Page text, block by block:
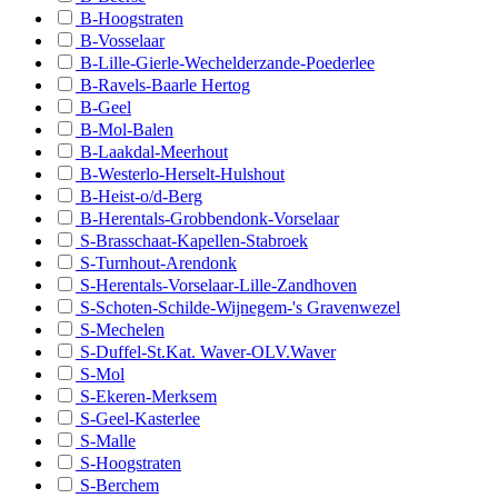
B - Denderleeuw/Haaltert
B - Dendermonde
B - Destelbergen/Laarne
B - Eeklo/Kaprijke
B - Erpe-Mere/Lede
B - Evergem
B - Gavere/Nazareth
B - Gent
B - Geraardsbergen/Lierde
B - Hamme/Waasmunster
B - Herzele/Sint-Lievens-Houtem
B - Kluisbergen/Wortegem-Petegem
B - Kruibeke
B-Hoogstraten
B-Vosselaar
B-Lille-Gierle-Wechelderzande-Poederlee
B-Ravels-Baarle Hertog
B-Geel
B-Mol-Balen
B-Laakdal-Meerhout
B-Westerlo-Herselt-Hulshout
B-Heist-o/d-Berg
B-Herentals-Grobbendonk-Vorselaar
S-Brasschaat-Kapellen-Stabroek
S-Turnhout-Arendonk
S-Herentals-Vorselaar-Lille-Zandhoven
S-Schoten-Schilde-Wijnegem-'s Gravenwezel
S-Mechelen
S-Duffel-St.Kat. Waver-OLV.Waver
S-Mol
S-Ekeren-Merksem
S-Geel-Kasterlee
S-Malle
S-Hoogstraten
S-Berchem